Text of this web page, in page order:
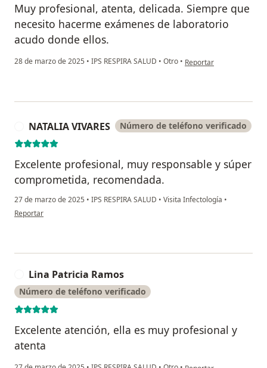
Muy profesional, atenta, delicada. Siempre que
necesito hacerme exámenes de laboratorio
acudo donde ellos.
28 de marzo de 2025 • IPS RESPIRA SALUD • Otro • en opinión del usuario Y.
Reportar
NATALIA VIVARES Número de teléfono verificado
Excelente profesional, muy responsable y súper
comprometida, recomendada.
27 de marzo de 2025 • IPS RESPIRA SALUD • Visita Infectología •
en opinión del usuario NATALIA VIVARES
Reportar
Lina Patricia Ramos
Número de teléfono verificado
Excelente atención, ella es muy profesional y
atenta
en opinión del usuario